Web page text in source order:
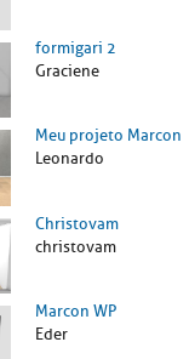
formigari 2
Graciene
Meu projeto Marcon
Leonardo
Christovam
christovam
Marcon WP
Eder